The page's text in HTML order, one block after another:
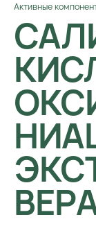
Активные